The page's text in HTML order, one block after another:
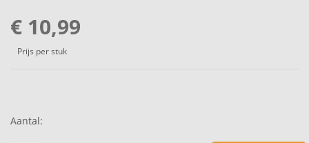
€ 10,99
Prijs per stuk
Aantal: